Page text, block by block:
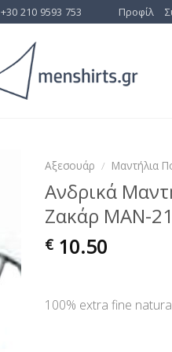
+30 210 9593 753 Προφίλ
Αξεσουάρ / Μαντήλια
Ανδρικά
Ζακάρ MAN-
€ 10.50
100% extra fine